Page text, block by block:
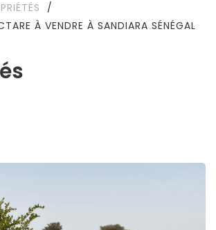
/
À VENDRE À SANDIARA SÉNÉGAL